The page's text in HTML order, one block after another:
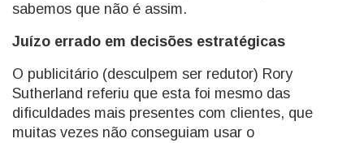
sabemos que não é assim.
Juízo errado em decisões estratégicas
O publicitário (desculpem ser redutor) Rory
Sutherland referiu que esta foi mesmo das
dificuldades mais presentes com clientes, que
muitas vezes não conseguiam usar o